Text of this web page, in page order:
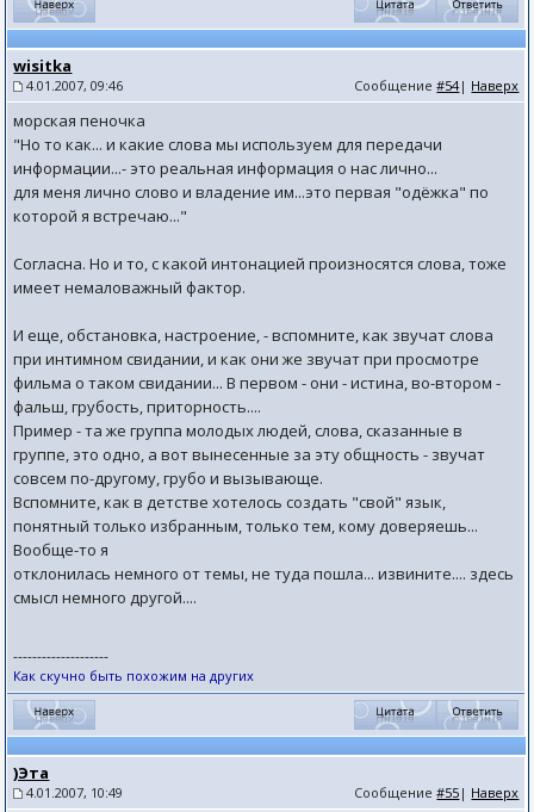
wisitka
4.01.2007, 09:46 Сообщение#54| Наверх
морская пеночка
"Но то как... и какие слова мы используем для передачи
информации...- это реальная информация о нас лично...
для меня лично слово и владение им...это первая "одёжка" по
которой я встречаю..."
Согласна. Но и то, с какой интонацией произносятся слова, тоже
имеет немаловажный фактор.
И еще, обстановка, настроение, - вспомните, как звучат слова
при интимном свидании, и как они же звучат при просмотре
фильма о таком свидании... В первом - они - истина, во-втором -
фальш, грубость, приторность....
Пример - та же группа молодых людей, слова, сказанные в
группе, это одно, а вот вынесенные за эту общность - звучат
совсем по-другому, грубо и вызывающе.
Вспомните, как в детстве хотелось создать "свой" язык,
понятный только избранным, только тем, кому доверяешь...
Вообще-то я
отклонилась немного от темы, не туда пошла... извините.... здесь
смысл немного другой....
--------------------
Как скучно быть похожим на других
)Эта
4.01.2007, 10:49 Сообщение#55 | Наверх